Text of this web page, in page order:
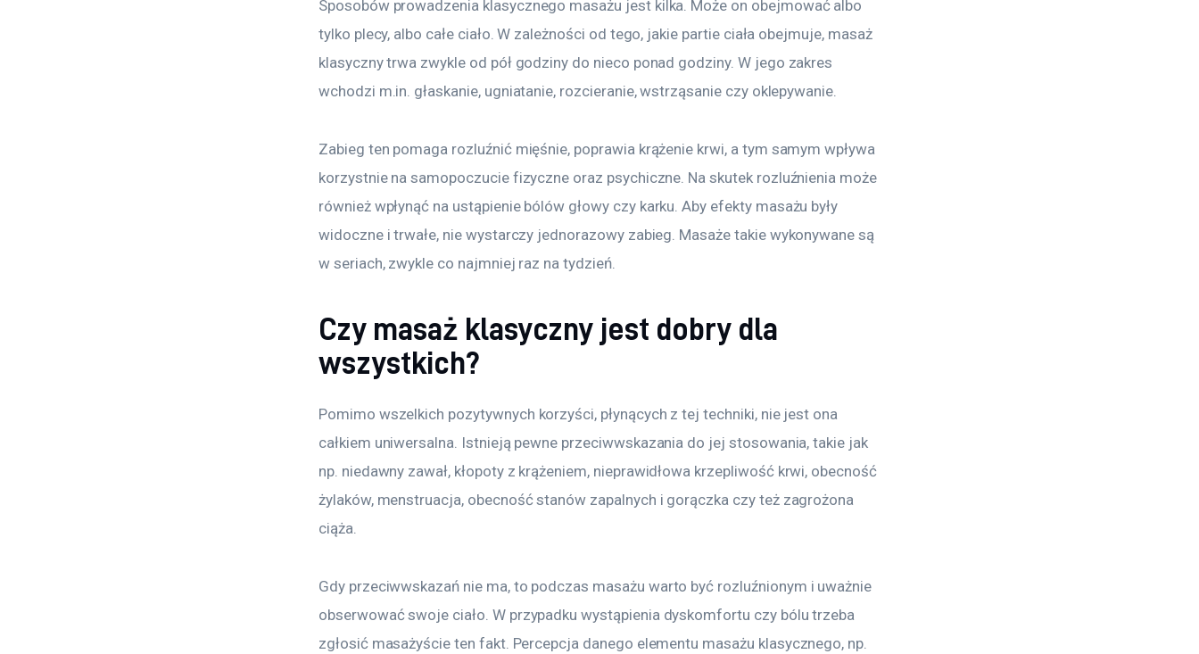
Sposobów prowadzenia klasycznego masażu jest kilka. Może on obejmować albo
tylko plecy, albo całe ciało. W zależności od tego, jakie partie ciała obejmuje, masaż
klasyczny trwa zwykle od pół godziny do nieco ponad godziny. W jego zakres
wchodzi m.in. głaskanie, ugniatanie, rozcieranie, wstrząsanie czy oklepywanie.
Zabieg ten pomaga rozluźnić mięśnie, poprawia krążenie krwi, a tym samym wpływa
korzystnie na samopoczucie fizyczne oraz psychiczne. Na skutek rozluźnienia może
również wpłynąć na ustąpienie bólów głowy czy karku. Aby efekty masażu były
widoczne i trwałe, nie wystarczy jednorazowy zabieg. Masaże takie wykonywane są
w seriach, zwykle co najmniej raz na tydzień.
Czy masaż klasyczny jest dobry dla
wszystkich?
Pomimo wszelkich pozytywnych korzyści, płynących z tej techniki, nie jest ona
całkiem uniwersalna. Istnieją pewne przeciwwskazania do jej stosowania, takie jak
np. niedawny zawał, kłopoty z krążeniem, nieprawidłowa krzepliwość krwi, obecność
żylaków, menstruacja, obecność stanów zapalnych i gorączka czy też zagrożona
ciąża.
Gdy przeciwwskazań nie ma, to podczas masażu warto być rozluźnionym i uważnie
obserwować swoje ciało. W przypadku wystąpienia dyskomfortu czy bólu trzeba
zgłosić masażyście ten fakt. Percepcja danego elementu masażu klasycznego, np.